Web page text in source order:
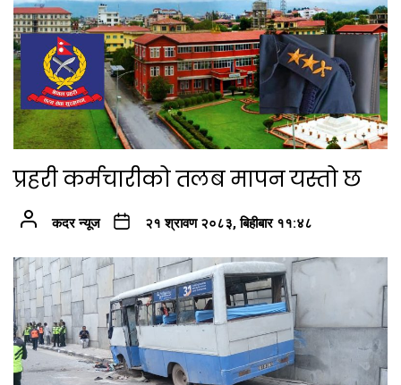
प्रहरी कर्मचारीको तलब मापन यस्तो छ
कदर न्यूज २१ श्रावण २०८३, बिहीबार ११:४८